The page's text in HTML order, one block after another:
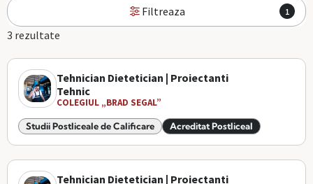
Filtreaza 1
3 rezultate
Tehnician Dietetician | Proiectanti
Tehnic
COLEGIUL „BRAD SEGAL”
Studii Postliceale de Calificare Acreditat Postliceal
Tehnician Dietetician | Proiectanti